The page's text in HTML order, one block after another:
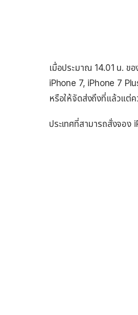
เมื่อประมาณ 14.01 น. ข
iPhone 7, iPhone 7
หรือให้จัดส่งถึงที่แล้วแต่
ประเทศที่สามารถสั่งจอง